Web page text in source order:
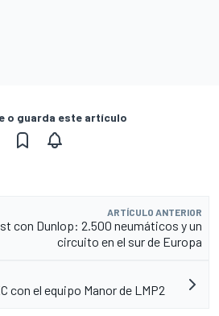
o guarda este artículo
ARTÍCULO ANTERIOR
con Dunlop: 2.500 neumáticos y un
circuito en el sur de Europa
con el equipo Manor de LMP2